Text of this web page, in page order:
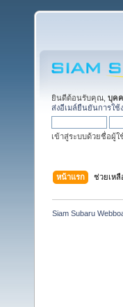
ยินดีต้อนรับคุณ, บุค
ส่งอีเมล์ยืนยันการใช้
เข้าสู่ระบบด้วยชื่อผู้ใ
หน้าแรก ช่วยเหลื
Siam Subaru